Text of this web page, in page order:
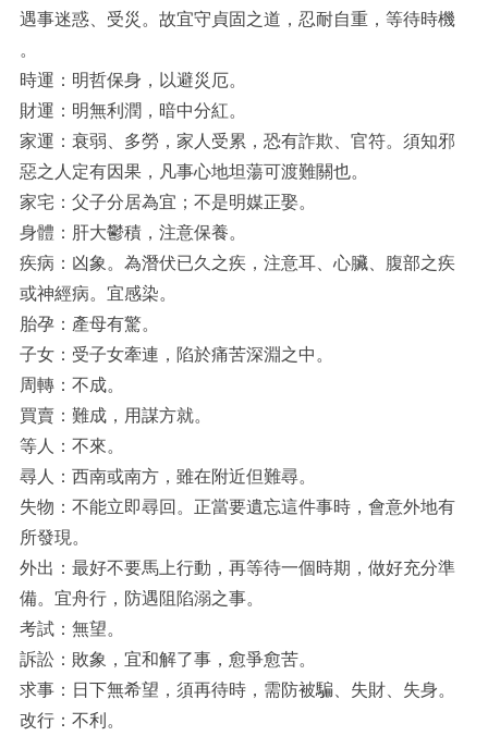
遇事迷惑、受災。故宜守貞固之道，忍耐自重，等待時機
。
時運：明哲保身，以避災厄。
財運：明無利潤，暗中分紅。
家運：衰弱、多勞，家人受累，恐有詐欺、官符。須知邪
惡之人定有因果，凡事心地坦蕩可渡難關也。
家宅：父子分居為宜；不是明媒正娶。
身體：肝大鬱積，注意保養。
疾病：凶象。為潛伏已久之疾，注意耳、心臟、腹部之疾
或神經病。宜感染。
胎孕：產母有驚。
子女：受子女牽連，陷於痛苦深淵之中。
周轉：不成。
買賣：難成，用謀方就。
等人：不來。
尋人：西南或南方，雖在附近但難尋。
失物：不能立即尋回。正當要遺忘這件事時，會意外地有
所發現。
外出：最好不要馬上行動，再等待一個時期，做好充分準
備。宜舟行，防遇阻陷溺之事。
考試：無望。
訴訟：敗象，宜和解了事，愈爭愈苦。
求事：日下無希望，須再待時，需防被騙、失財、失身。
改行：不利。